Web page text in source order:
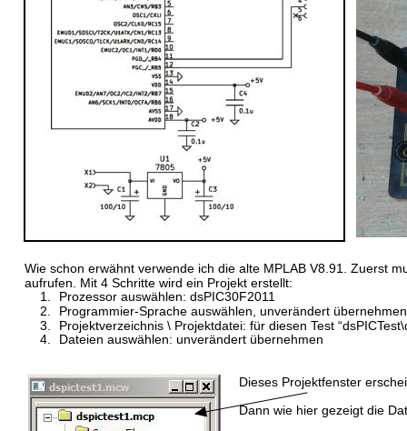
Wie schon erwähnt verwende ich die alte MPLAB V8.91. Zuerst
aufrufen. Mit 4 Schritte wird ein Projekt erstellt:
1.
Prozessor auswählen: dsPIC30F2011
2.
Programmier-Sprache auswählen, unverändert übernehmen
3.
Projektverzeichnis \ Projektdatei: für diesen Test
4.
Dateien auswählen: unverändert übernehmen
Dieses Projektfenster
Dann wie hier gezeigt die